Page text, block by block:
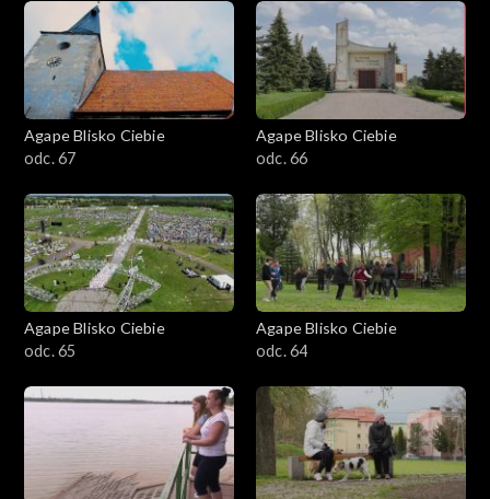
Agape Blisko Ciebie
odc. 67
Agape Blisko Ciebie
odc. 66
Agape Blisko Ciebie
odc. 65
Agape Blisko Ciebie
odc. 64